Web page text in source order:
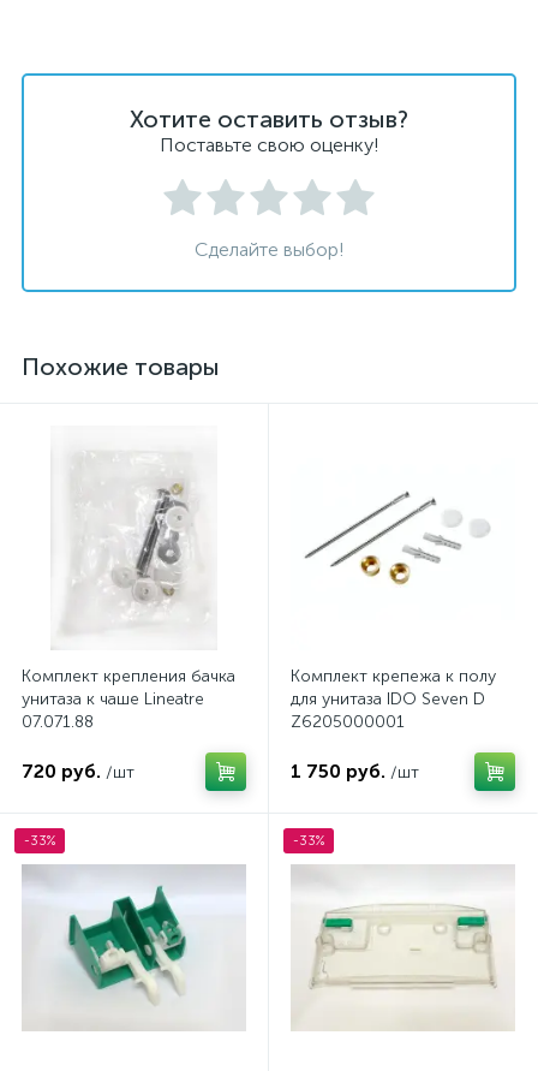
Хотите оставить отзыв?
Поставьте свою оценку!
Сделайте выбор!
Похожие товары
Комплект крепления бачка
унитаза к чаше Lineatre
07.071.88
720 руб. /шт
Комплект крепежа к полу
для унитаза IDO Seven D
Z6205000001
1 750 руб. /шт
-33% -33%